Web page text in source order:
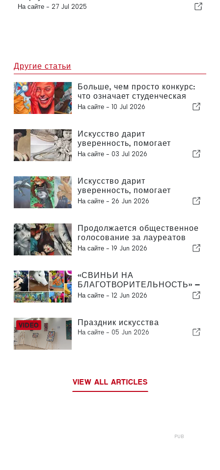
На сайте - 27 Jul 2025
Другие статьи
Больше, чем просто конкурс:
что означает студенческая
художественная премия для
На сайте - 10 Jul 2026
Искусство дарит
уверенность, помогает
самовыражаться и
На сайте - 03 Jul 2026
Искусство дарит
уверенность, помогает
самовыражаться и
На сайте - 26 Jun 2026
Продолжается общественное
голосование за лауреатов
Премии «Sovereign» в области
На сайте - 19 Jun 2026
«СВИНЬИ НА
БЛАГОТВОРИТЕЛЬНОСТЬ» —
специальный проект фонда
На сайте - 12 Jun 2026
Праздник искусства
На сайте - 05 Jun 2026
VIEW ALL ARTICLES